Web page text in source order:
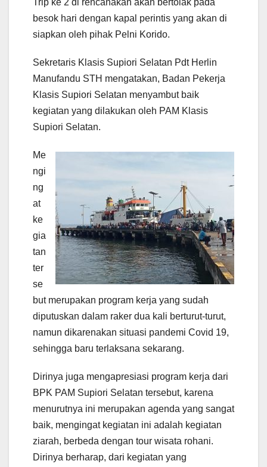
besok hari dengan kapal perintis yang akan di
siapkan oleh pihak Pelni Korido.
Sekretaris Klasis Supiori Selatan Pdt Herlin
Manufandu STH mengatakan, Badan Pekerja
Klasis Supiori Selatan menyambut baik
kegiatan yang dilakukan oleh PAM Klasis
Supiori Selatan.
Me
ngi
ng
at
ke
gia
tan
ter
se
but merupakan program kerja yang sudah
diputuskan dalam raker dua kali berturut-turut,
namun dikarenakan situasi pandemi Covid 19,
sehingga baru terlaksana sekarang.
Dirinya juga mengapresiasi program kerja dari
BPK PAM Supiori Selatan tersebut, karena
menurutnya ini merupakan agenda yang sangat
baik, mengingat kegiatan ini adalah kegiatan
ziarah, berbeda dengan tour wisata rohani.
Dirinya berharap, dari kegiatan yang